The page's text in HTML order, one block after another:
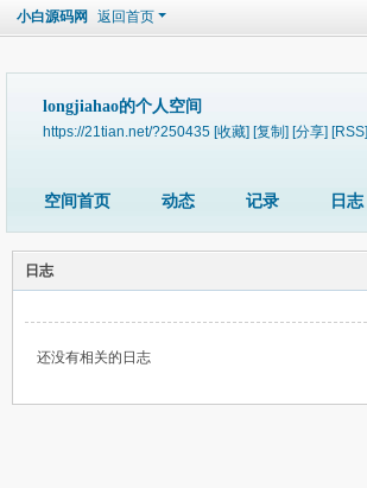
小白源码网 返回首页
longjiahao的个人空间
https://21tian.net/?250435 [收藏] [复制] [分享] [RSS]
空间首页 动态 记录 日志
日志
还没有相关的日志